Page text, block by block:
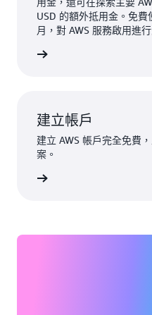
USD 的額外抵用金。免費
月，對 AWS 服務啟用進行
建立帳戶
建立 AWS 帳戶完全免費
案。